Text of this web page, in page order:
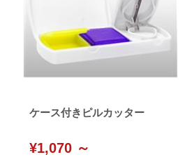
ケース付きピルカッター
¥1,070 ～